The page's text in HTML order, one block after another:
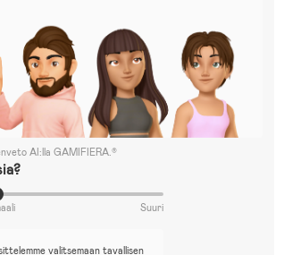
AI:lla GAMIFIERA.®
Suuri
valitsemaan tavallisen